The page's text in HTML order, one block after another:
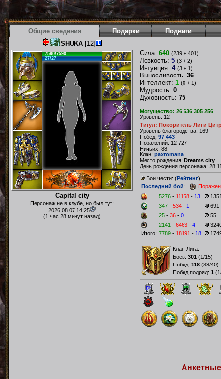
Общие сведения Подарки Подвиги
SHUKA[12]
7590/7590
27/27
Capital city
Персонаж не в клубе, но был тут:
2026.08.07 14:25
(1 час 28 минут назад)
Сила: 640 (239 + 401)
Ловкость: 5 (3 + 2)
Интуиция: 4 (3 + 1)
Выносливость: 36
Интеллект: 1 (0 + 1)
Мудрость: 0
Духовность: 75
Могущество: 26 636 305 256
Уровень: 12
Титул: Покоритель Лиги
Уровень благородства: 169
Побед: 97 443
Поражений: 12 727
Ничьих: 88
Клан: paxromana
Место рождения: Dreams city
День рождения персонажа:
Бои чести: (Рейтинг)
Последний бой:
5276 - 11158 - 13
347 - 534 - 1
691
25 - 36 - 0
55
2141 - 6463 - 4
Итого: 7789 - 18191 - 18
Клан-Лига:
Боёв: 301 (1/15)
Побед: 118 (38/40)
Побед подряд: 1 (